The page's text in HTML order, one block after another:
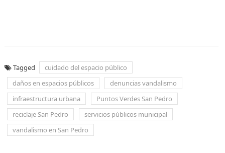
Tagged
cuidado del espacio público
daños en espacios públicos
denuncias vandalismo
infraestructura urbana
Puntos Verdes San Pedro
reciclaje San Pedro
servicios públicos municipal
vandalismo en San Pedro